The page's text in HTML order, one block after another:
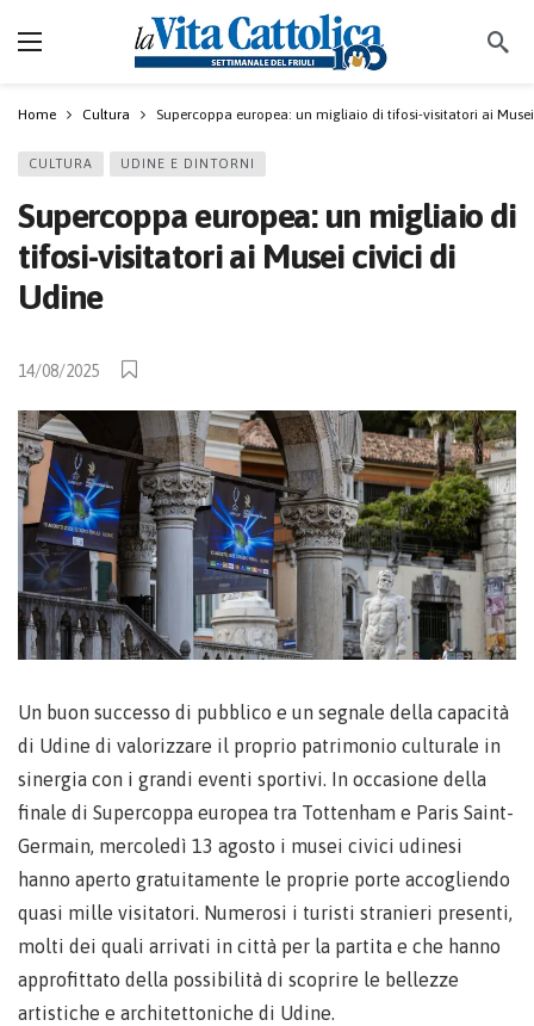
Home Cultura Supercoppa europea: un migliaio di tifosi-visitatori ai
CULTURA UDINE E DINTORNI
Supercoppa europea: un migliaio di
tifosi-visitatori ai Musei civici di
Udine
14/08/2025
Un buon successo di pubblico e un segnale della capacità
di Udine di valorizzare il proprio patrimonio culturale in
sinergia con i grandi eventi sportivi. In occasione della
finale di Supercoppa europea tra Tottenham e Paris Saint-
Germain, mercoledì 13 agosto i musei civici udinesi
hanno aperto gratuitamente le proprie porte accogliendo
quasi mille visitatori. Numerosi i turisti stranieri presenti,
molti dei quali arrivati in città per la partita e che hanno
approfittato della possibilità di scoprire le bellezze
artistiche e architettoniche di Udine.